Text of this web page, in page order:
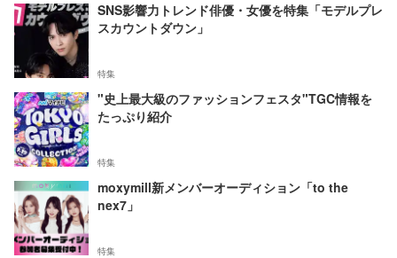
SNS影響力トレンド俳優・女優を特集「モデルプレ
スカウントダウン」
特集
"史上最大級のファッションフェスタ"TGC情報を
たっぷり紹介
特集
moxymill新メンバーオーディション「to the
nex7」
特集